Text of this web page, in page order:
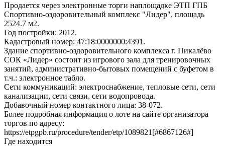
Продается через электронные торги наплощадке ЭТП ГПБ
Спортивно-оздоровительный комплекс "Лидер", площадь
2524.7 м2.
Год постройки: 2012.
Кадастровый номер: 47:18:0000000:4391.
Здание спортивно-оздоровительного комплекса г. Пикалёво
СОК «Лидер» состоит из игрового зала для тренировочных
занятий, административно-бытовых помещений с буфетом в
т.ч.: электронное табло.
Сети коммуникаций: электроснабжение, тепловые сети, сети
канализации, сети связи, сети водопровода.
Добавочный номер контактного лица: 38-072.
Более подробная информация о лоте на сайте организатора
торгов по адресу:
https://etpgpb.ru/procedure/tender/etp/1089821[#6867126#]
Где находится